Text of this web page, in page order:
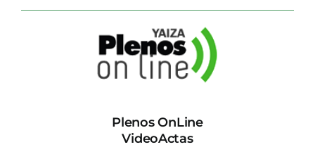
Plenos OnLine
VideoActas